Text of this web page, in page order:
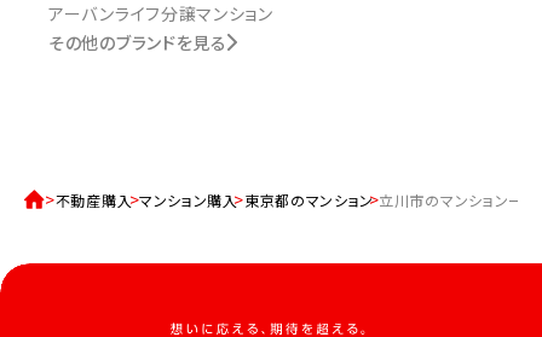
アーバンライフ分譲マンション
その他のブランドを見る
不動産購入 マンション購入 東京都のマンション 立川市のマンション一覧